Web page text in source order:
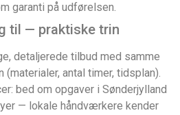
garanti på udførelsen.
til — praktiske trin
detaljerede tilbud med samme
antal timer, tidsplan).
bed om opgaver i Sønderjylland
— lokale håndværkere kender